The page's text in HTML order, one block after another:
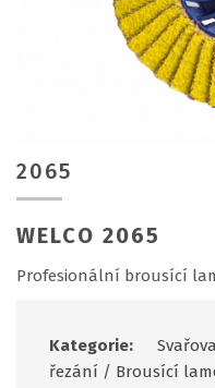
2065
WELCO 2065
Profesionální brousící
Kategorie:
řezání / Brousící